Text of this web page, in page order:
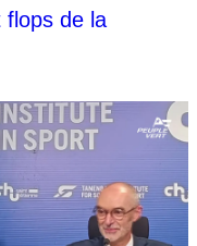
flops de la